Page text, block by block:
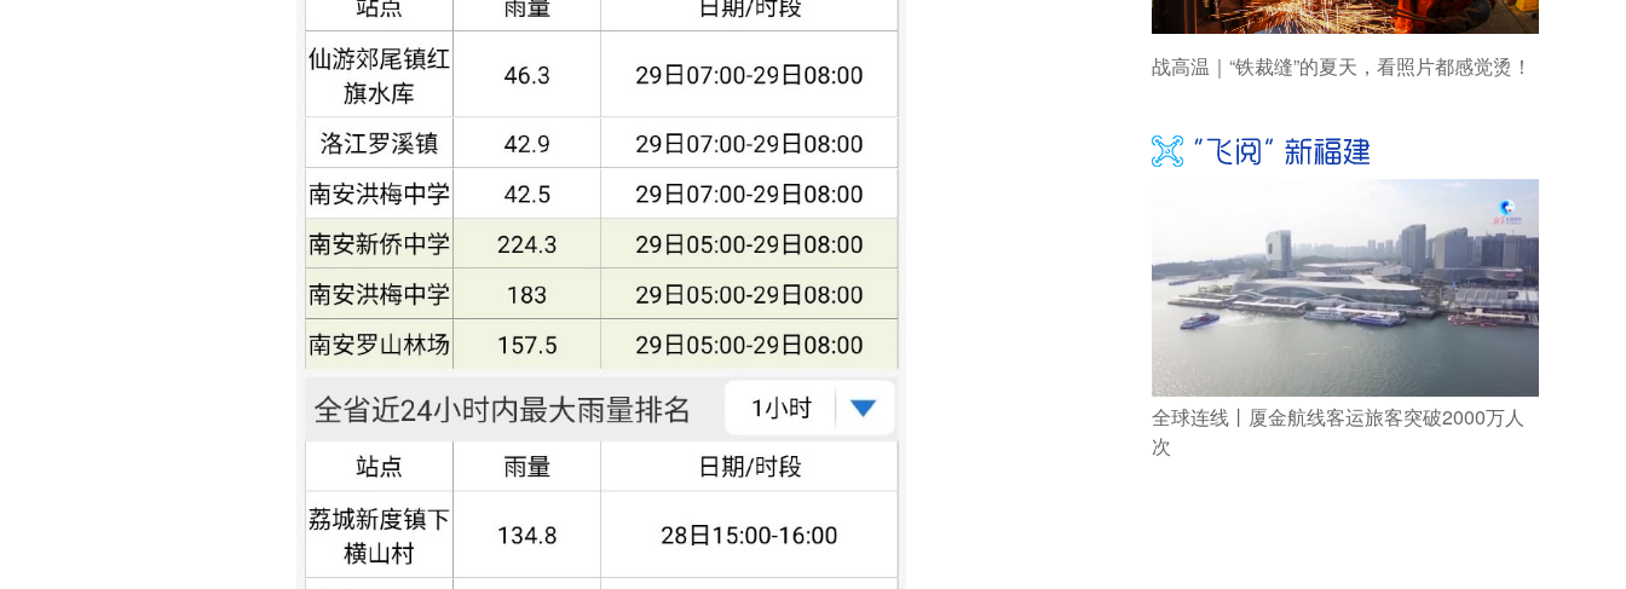
战高温｜“铁裁缝”的夏天，看照片都感觉烫！
全球连线丨厦金航线客运旅客突破2000万人
次